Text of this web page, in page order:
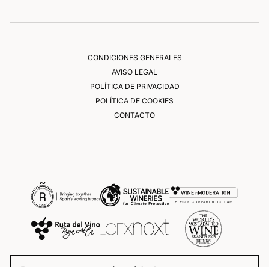
CONDICIONES GENERALES
AVISO LEGAL
POLÍTICA DE PRIVACIDAD
POLÍTICA DE COOKIES
CONTACTO